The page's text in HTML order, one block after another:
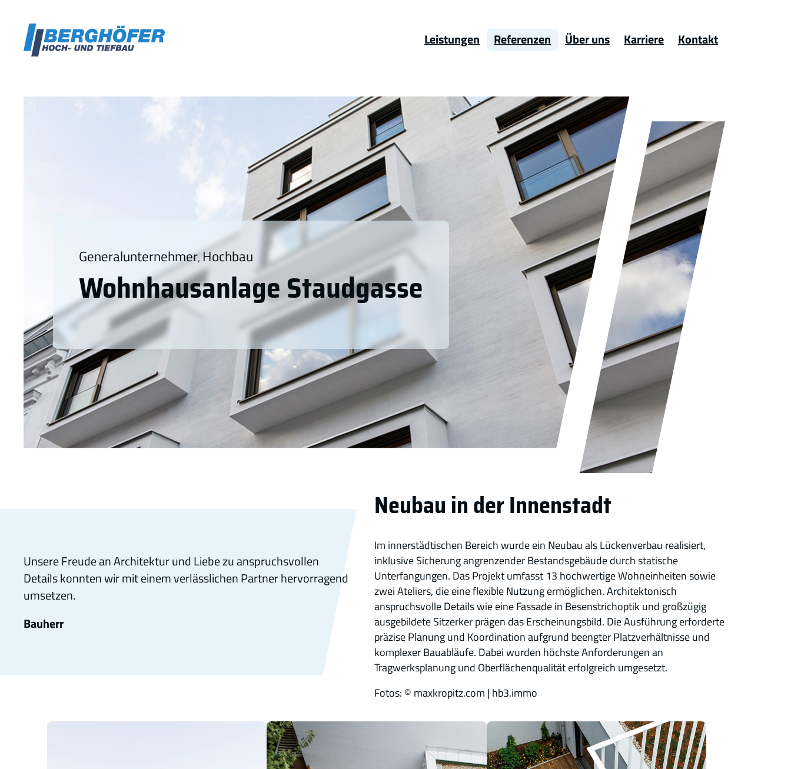
Inhalt
springen
Leistungen Referenzen Über uns Karriere Kontakt
Generalunternehmer, Hochbau
Wohnhausanlage Staudgasse
Unsere Freude an Architektur und Liebe zu anspruchsvollen
Details konnten wir mit einem verlässlichen Partner hervorragend
umsetzen.
Bauherr
Neubau in der Innenstadt
Im innerstädtischen Bereich wurde ein Neubau als Lückenverbau realisiert,
inklusive Sicherung angrenzender Bestandsgebäude durch statische
Unterfangungen. Das Projekt umfasst 13 hochwertige Wohneinheiten sowie
zwei Ateliers, die eine flexible Nutzung ermöglichen. Architektonisch
anspruchsvolle Details wie eine Fassade in Besenstrichoptik und großzügig
ausgebildete Sitzerker prägen das Erscheinungsbild. Die Ausführung erforderte
präzise Planung und Koordination aufgrund beengter Platzverhältnisse und
komplexer Bauabläufe. Dabei wurden höchste Anforderungen an
Tragwerksplanung und Oberflächenqualität erfolgreich umgesetzt.
Fotos: © maxkropitz.com | hb3.immo